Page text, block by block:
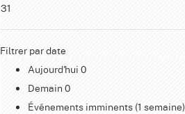
31
Filtrer par date
Aujourd'hui 0
Demain 0
Événements imminents (1 semaine)